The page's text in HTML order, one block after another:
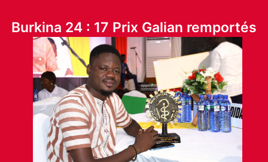
Burkina 24 : 17 Prix Galian remportés